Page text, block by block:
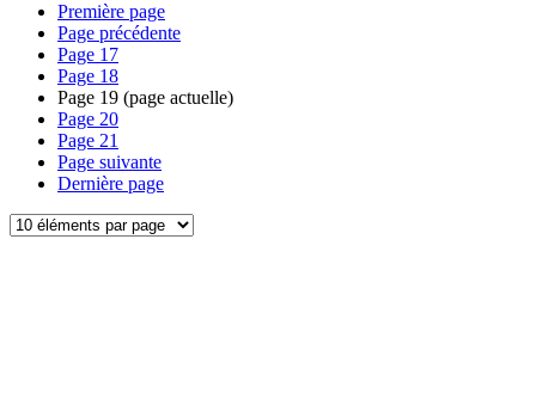
Première page
Page précédente
Page 17
Page 18
Page 19 (page actuelle)
Page 20
Page 21
Page suivante
Dernière page